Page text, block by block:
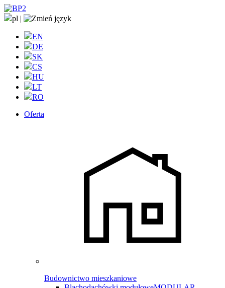
pl |
EN
DE
SK
CS
HU
LT
RO
Oferta
Budownictwo mieszkaniowe